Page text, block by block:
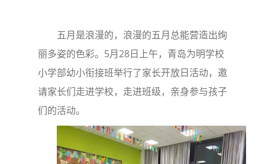
五月是浪漫的，浪漫的五月总能营造出绚
丽多姿的色彩。5月28日上午，青岛为明学校
小学部幼小衔接班举行了家长开放日活动，邀
请家长们走进学校，走进班级，亲身参与孩子
们的活动。